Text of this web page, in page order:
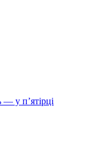
у п’ятірці